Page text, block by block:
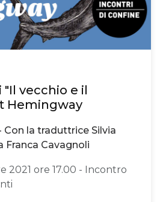
vecchio e il
Hemingway
Con la traduttrice Silvia
Franca Cavagnoli
2021 ore 17.00 - Incontro